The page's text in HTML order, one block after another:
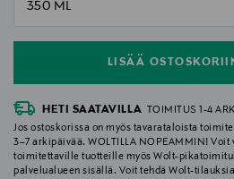
LISÄÄ
HETI SAATAVILLA
TOIMITUS 1-4
Jos ostoskorissa on myös tavarataloista
3–7 arkipäivää. WOLTILLA NOPEAMMIN!
toimitettaville tuotteille myös Wolt-
palvelualueen sisällä. Voit tehdä Wolt-